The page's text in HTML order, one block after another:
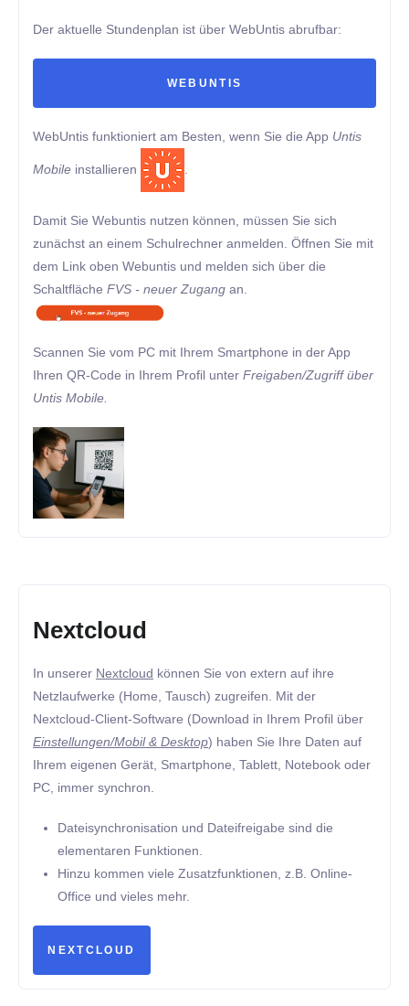
Der aktuelle Stundenplan ist über WebUntis abrufbar:
WEBUNTIS
WebUntis funktioniert am Besten, wenn Sie die App Untis
Mobile installieren
Damit Sie Webuntis nutzen können, müssen Sie sich
zunächst an einem Schulrechner anmelden. Öffnen Sie mit
dem Link oben Webuntis und melden sich über die
Schaltfläche FVS - neuer Zugang an.
Scannen Sie vom PC mit Ihrem Smartphone in der App
Ihren QR-Code in Ihrem Profil unter Freigaben/Zugriff über
Untis Mobile.
Nextcloud
In unserer Nextcloud können Sie von extern auf ihre
Netzlaufwerke (Home, Tausch) zugreifen. Mit der
Nextcloud-Client-Software (Download in Ihrem Profil über
Einstellungen/Mobil & Desktop) haben Sie Ihre Daten auf
Ihrem eigenen Gerät, Smartphone, Tablett, Notebook oder
PC, immer synchron.
Dateisynchronisation und Dateifreigabe sind die
elementaren Funktionen.
Hinzu kommen viele Zusatzfunktionen, z.B. Online-
Office und vieles mehr.
NEXTCLOUD